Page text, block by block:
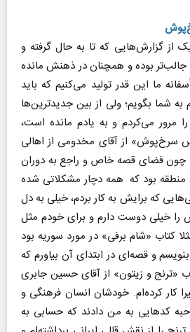
از گزارش‌هایی که تا به حال گرفته و
بوده و همچنان در ذهنش مانده
ما این قدر تولید می‌کنیم که باید
به شما بگویم؛ ولی از بین جدیدترین‌ها
مرور می‌کردم و به یادم مانده است،
سرخ‌پوش» از آقای مخدومی از اهالی
چون فضای قصه خاص و راجع به دوران
منطقه بود که همه دچار مشکلاتی شده
که برایش به کار بردم، خیلی به دل
خیلی دوست دارم و برای خودم مثل
کتاب «شام برفی» در مورد سوریه بود
و قصه‌ای در ابتدای آن بیاورم که
و زیتون» از آقای حسین جابری
کار کرده‌ام. خودشان انسان فرهنگی و
کدهایی به من دادند که حسابی به